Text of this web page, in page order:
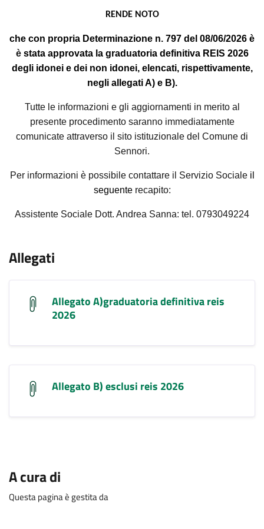
RENDE NOTO
che con propria Determinazione n. 797 del 08/06/2026 è
èstata approvatala graduatoria definitivaREIS 2026
degli idoneie dei non idonei, elencati, rispettivamente,
negli allegati A) e B).
Tutte le informazioni e gli aggiornamenti in merito al
presente procedimento saranno immediatamente
comunicate attraverso il sito istituzionale del Comune di
Sennori.
Per informazioni è possibile contattare il Servizio Sociale il
seguente recapito:
Assistente Sociale Dott. Andrea Sanna: tel. 0793049224
Allegati
Allegato A)graduatoria definitiva reis
2026
Allegato B) esclusi reis 2026
A cura di
Questa pagina è gestita da